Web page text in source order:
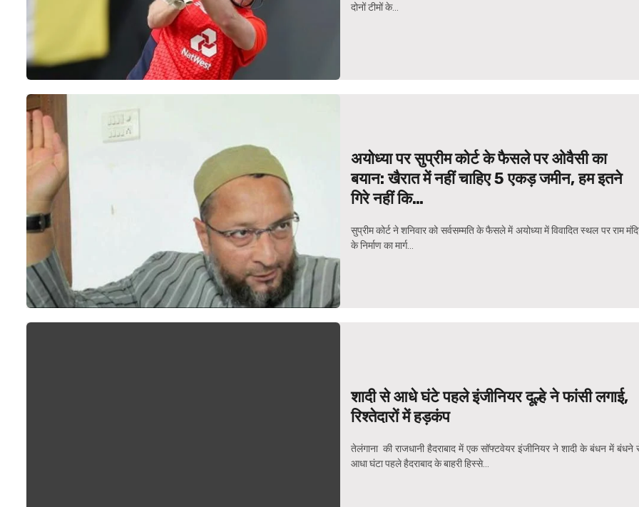
दोनों टीमों के...
अयोध्या पर सुप्रीम कोर्ट के फैसले पर ओवैसी का
बयान: खैरात में नहीं चाहिए 5 एकड़ जमीन, हम इतने
गिरे नहीं कि…
सुप्रीम कोर्ट ने शनिवार को सर्वसम्मति के फैसले में अयोध्या में विवादित स्थल पर राम
के निर्माण का मार्ग...
शादी से आधे घंटे पहले इंजीनियर दूल्हे ने फांसी लगाई,
रिश्तेदारों में हड़कंप
तेलंगाना की राजधानी हैदराबाद में एक सॉफ्टवेयर इंजीनियर ने शादी के बंधन में बंधने
आधा घंटा पहले हैदराबाद के बाहरी हिस्से...